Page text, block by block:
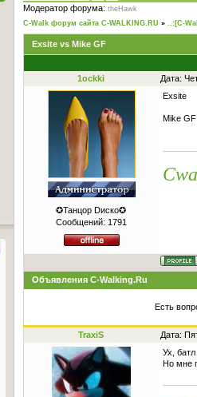
Модератор форума: theHawk
C-Walk форум сайта C-WALKING.RU » ..:[C-
Exsite vs Mike GF
1ockki Дата:
✪Танцор Dиско✪
Сообщений: 1791
Exsite
Mike GF
Объявления C-Walking.Ru
Есть
TraxiS Дата:
Ух,
Но мне